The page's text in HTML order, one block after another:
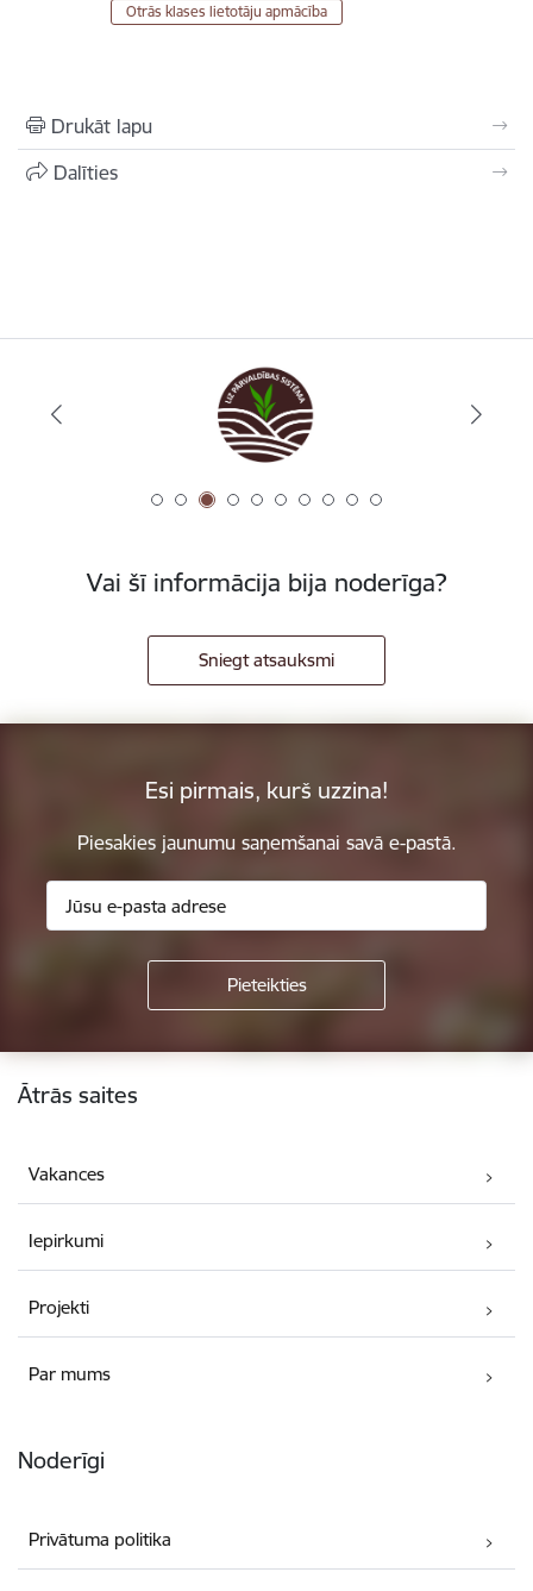
Otrās klases lietotāju apmācība
Drukāt lapu
Dalīties
Vai šī informācija bija noderīga?
Sniegt atsauksmi
Esi pirmais, kurš uzzina!
Piesakies jaunumu saņemšanai savā e-pastā.
Kājene
Ātrās saites
Vakances
Iepirkumi
Projekti
Par mums
Noderīgi
Privātuma politika